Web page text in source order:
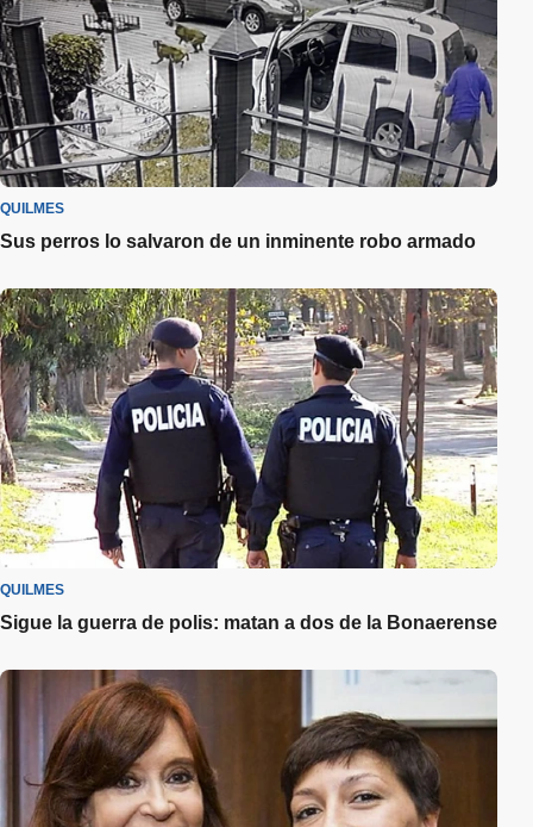
QUILMES
Sus perros lo salvaron de un inminente robo armado
QUILMES
Sigue la guerra de polis: matan a dos de la Bonaerense